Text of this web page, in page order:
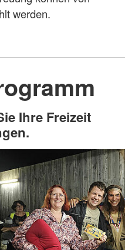
werden.
Ihre Freizeit